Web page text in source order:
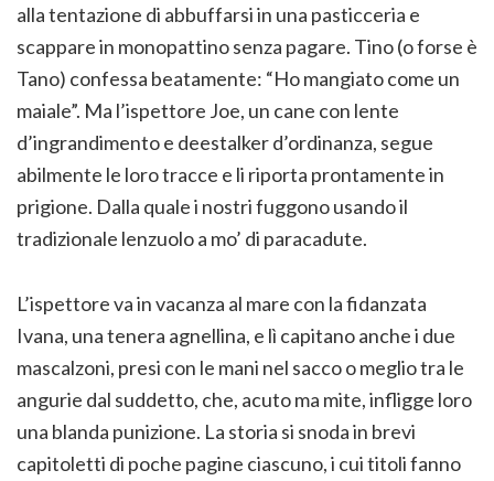
alla tentazione di abbuffarsi in una pasticceria e
scappare in monopattino senza pagare. Tino (o forse è
Tano) confessa beatamente: “Ho mangiato come un
maiale”. Ma l’ispettore Joe, un cane con lente
d’ingrandimento e deestalker d’ordinanza, segue
abilmente le loro tracce e li riporta prontamente in
prigione. Dalla quale i nostri fuggono usando il
tradizionale lenzuolo a mo’ di paracadute.
L’ispettore va in vacanza al mare con la fidanzata
Ivana, una tenera agnellina, e lì capitano anche i due
mascalzoni, presi con le mani nel sacco o meglio tra le
angurie dal suddetto, che, acuto ma mite, infligge loro
una blanda punizione. La storia si snoda in brevi
capitoletti di poche pagine ciascuno, i cui titoli fanno